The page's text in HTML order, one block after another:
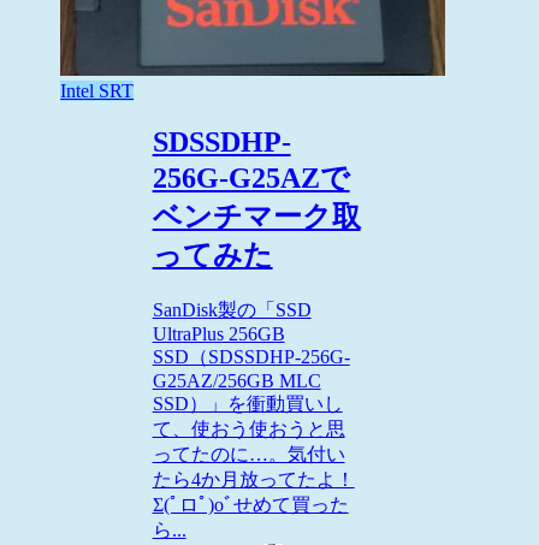
Intel SRT
SDSSDHP-
256G-G25AZで
ベンチマーク取
ってみた
SanDisk製の「SSD
UltraPlus 256GB
SSD（SDSSDHP-256G-
G25AZ/256GB MLC
SSD）」を衝動買いし
て、使おう使おうと思
ってたのに…。気付い
たら4か月放ってたよ！
Σ(ﾟロﾟ)oﾞせめて買った
ら...